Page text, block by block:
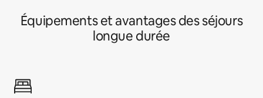
Équipements et avantages des séjours
longue durée